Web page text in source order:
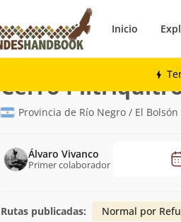
Inicio
Montaña
Cerro
Provincia de Río Negro / El
Álvaro Vivanco
Primer colaborador
Rutas publicadas: Normal por